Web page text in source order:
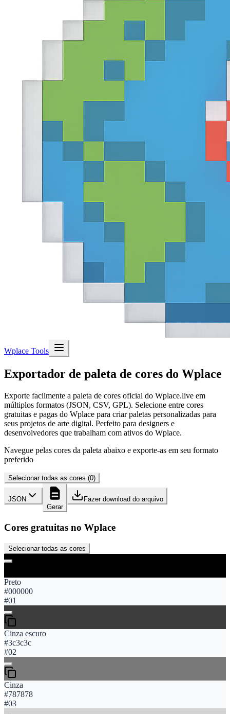
Wplace Tools
Exportador de paleta de cores do Wplace
Exporte facilmente a paleta de cores oficial do Wplace.live em
múltiplos formatos (JSON, CSV, GPL). Selecione entre cores
gratuitas e pagas do Wplace para criar paletas personalizadas para
seus projetos de arte digital. Perfeito para designers e
desenvolvedores que trabalham com ativos do Wplace.
Navegue pelas cores da paleta abaixo e exporte-as em seu formato
preferido
Selecionar todas as cores (0)
JSON
Gerar
Fazer download do arquivo
Cores gratuitas no Wplace
Selecionar todas as cores
Preto
#000000
#01
Cinza escuro
#3c3c3c
#02
Cinza
#787878
#03